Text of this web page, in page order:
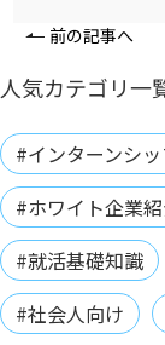
前の記事へ
人気カテゴリ一
#インターンシ
#ホワイト企業
#就活基礎知識
#社会人向け